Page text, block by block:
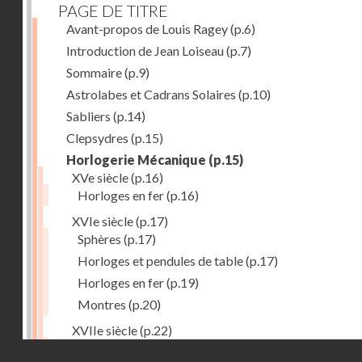
PAGE DE TITRE
Avant-propos de Louis Ragey(p.6)
Introduction de Jean Loiseau(p.7)
Sommaire(p.9)
Astrolabes et Cadrans Solaires (p.10)
Sabliers (p.14)
Clepsydres (p.15)
Horlogerie Mécanique (p.15)
XVe siècle(p.16)
Horloges en fer(p.16)
XVIe siècle(p.17)
Sphères (p.17)
Horloges et pendules de table(p.17)
Horloges en fer(p.19)
Montres (p.20)
XVIIe siècle(p.22)